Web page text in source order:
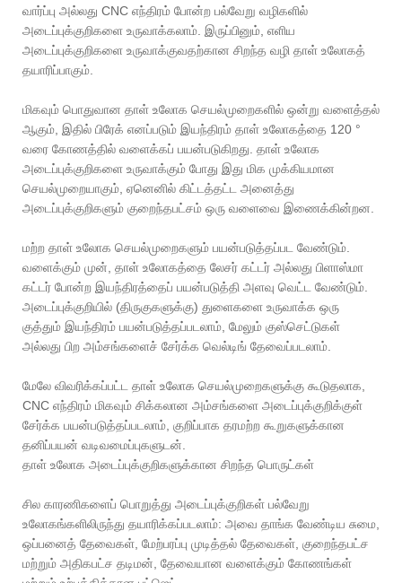
வார்ப்பு அல்லது CNC எந்திரம் போன்ற பல்வேறு வழிகளில்
அடைப்புக்குறிகளை உருவாக்கலாம். இருப்பினும், எளிய
அடைப்புக்குறிகளை உருவாக்குவதற்கான சிறந்த வழி தாள் உலோகத்
தயாரிப்பாகும்.
மிகவும் பொதுவான தாள் உலோக செயல்முறைகளில் ஒன்று வளைத்தல்
ஆகும், இதில் பிரேக் எனப்படும் இயந்திரம் தாள் உலோகத்தை 120 °
வரை கோணத்தில் வளைக்கப் பயன்படுகிறது. தாள் உலோக
அடைப்புக்குறிகளை உருவாக்கும் போது இது மிக முக்கியமான
செயல்முறையாகும், ஏனெனில் கிட்டத்தட்ட அனைத்து
அடைப்புக்குறிகளும் குறைந்தபட்சம் ஒரு வளைவை இணைக்கின்றன.
மற்ற தாள் உலோக செயல்முறைகளும் பயன்படுத்தப்பட வேண்டும்.
வளைக்கும் முன், தாள் உலோகத்தை லேசர் கட்டர் அல்லது பிளாஸ்மா
கட்டர் போன்ற இயந்திரத்தைப் பயன்படுத்தி அளவு வெட்ட வேண்டும்.
அடைப்புக்குறியில் (திருகுகளுக்கு) துளைகளை உருவாக்க ஒரு
குத்தும் இயந்திரம் பயன்படுத்தப்படலாம், மேலும் குஸ்செட்டுகள்
அல்லது பிற அம்சங்களைச் சேர்க்க வெல்டிங் தேவைப்படலாம்.
மேலே விவரிக்கப்பட்ட தாள் உலோக செயல்முறைகளுக்கு கூடுதலாக,
CNC எந்திரம் மிகவும் சிக்கலான அம்சங்களை அடைப்புக்குறிக்குள்
சேர்க்க பயன்படுத்தப்படலாம், குறிப்பாக தரமற்ற கூறுகளுக்கான
தனிப்பயன் வடிவமைப்புகளுடன்.
தாள் உலோக அடைப்புக்குறிகளுக்கான சிறந்த பொருட்கள்
சில காரணிகளைப் பொறுத்து அடைப்புக்குறிகள் பல்வேறு
உலோகங்களிலிருந்து தயாரிக்கப்படலாம்: அவை தாங்க வேண்டிய சுமை,
ஒப்பனைத் தேவைகள், மேற்பரப்பு முடித்தல் தேவைகள், குறைந்தபட்ச
மற்றும் அதிகபட்ச தடிமன், தேவையான வளைக்கும் கோணங்கள்